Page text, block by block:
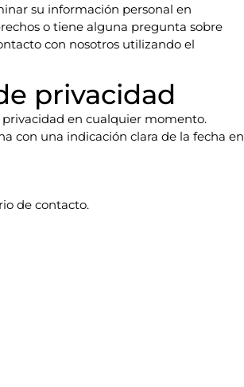
su información personal en
o tiene alguna pregunta sobre
con nosotros utilizando el
privacidad
en cualquier momento.
con una indicación clara de la fecha en
de contacto.